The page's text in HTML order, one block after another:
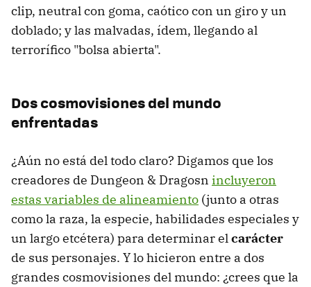
clip, neutral con goma, caótico con un giro y un
doblado; y las malvadas, ídem, llegando al
terrorífico "bolsa abierta".
Dos cosmovisiones del mundo
enfrentadas
¿Aún no está del todo claro? Digamos que los
creadores de Dungeon & Dragosn incluyeron
estas variables de alineamiento (junto a otras
como la raza, la especie, habilidades especiales y
un largo etcétera) para determinar elcarácter
de sus personajes. Y lo hicieron entre a dos
grandes cosmovisiones del mundo: ¿crees que la